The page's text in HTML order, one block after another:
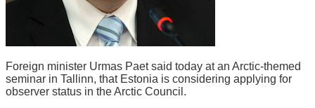
Foreign minister Urmas Paet said today at an Arctic-themed
seminar in Tallinn, that Estonia is considering applying for
observer status in the Arctic Council.